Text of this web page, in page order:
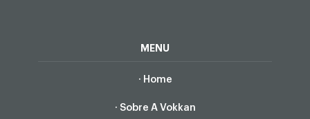
MENU
· Home
· Sobre A Vokkan